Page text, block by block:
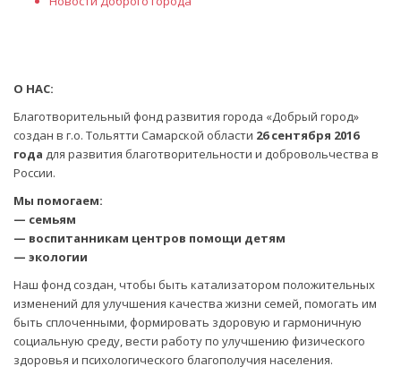
О НАС:
Благотворительный фонд развития города «Добрый город»
создан в г.о. Тольятти Самарской области 26 сентября 2016
года для развития благотворительности и добровольчества в
России.
Мы помогаем:
— семьям
— воспитанникам центров помощи детям
— экологии
Наш фонд создан, чтобы быть катализатором положительных
изменений для улучшения качества жизни семей, помогать им
быть сплоченными, формировать здоровую и гармоничную
социальную среду, вести работу по улучшению физического
здоровья и психологического благополучия населения.